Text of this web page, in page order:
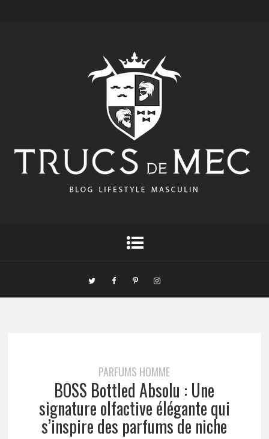
PARFUMS HOMME
BOSS Bottled Absolu : Une
signature olfactive élégante qui
s’inspire des parfums de niche